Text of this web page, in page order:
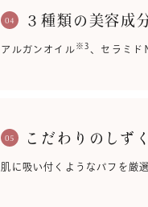
04 ３種類の美容成
アルガンオイル ※3 、セラミ
05 こだわりのしず
肌に吸い付くようなパフを厳